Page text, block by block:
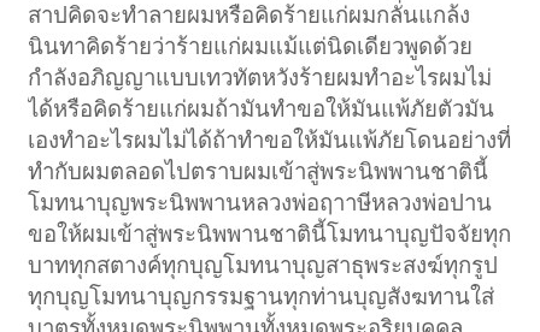
สาปคิดจะทำลายผมหรือคิดร้ายแก่ผมกลั่นแกล้ง
นินทาคิดร้ายว่าร้ายแก่ผมแม้แต่นิดเดียวพูดด้วย
กำลังอภิญญาแบบเทวทัตหวังร้ายผมทำอะไรผมไม่
ได้หรือคิดร้ายแก่ผมถ้ามันทำขอให้มันแพ้ภัยตัวมัน
เองทำอะไรผมไม่ได้ถ้าทำขอให้มันแพ้ภัยโดนอย่างที่
ทำกับผมตลอดไปตราบผมเข้าสู่พระนิพพานชาตินี้
โมทนาบุญพระนิพพานหลวงพ่อฤาาษีหลวงพ่อปาน
ขอให้ผมเข้าสู่พระนิพพานชาตินี้โมทนาบุญปัจจัยทุก
บาททุกสตางค์ทุกบุญโมทนาบุญสาธุพระสงฆ์ทุกรูป
ทุกบุญโมทนาบุญกรรมฐานทุกท่านบุญสังฆทานใส่